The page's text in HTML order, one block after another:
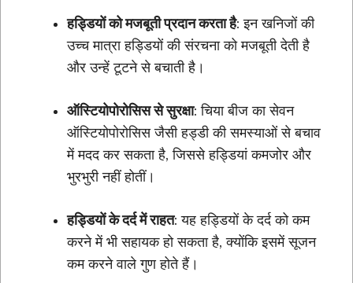
हड्डियों को मजबूती प्रदान करता है: इन खनिजों की
उच्च मात्रा हड्डियों की संरचना को मजबूती देती है
और उन्हें टूटने से बचाती है।
ऑस्टियोपोरोसिस से सुरक्षा: चिया बीज का सेवन
ऑस्टियोपोरोसिस जैसी हड्डी की समस्याओं से बचाव
में मदद कर सकता है, जिससे हड्डियां कमजोर और
भुरभुरी नहीं होतीं।
हड्डियों के दर्द में राहत: यह हड्डियों के दर्द को कम
करने में भी सहायक हो सकता है, क्योंकि इसमें सूजन
कम करने वाले गुण होते हैं।